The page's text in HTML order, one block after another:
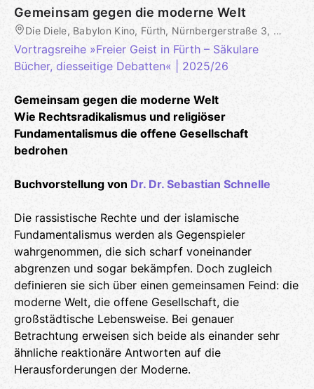
Gemeinsam gegen die moderne Welt
Die Diele, Babylon Kino, Fürth, Nürnbergerstraße 3, Fürth, DE
Vortragsreihe »Freier Geist in Fürth – Säkulare
Bücher, diesseitige Debatten« | 2025/26
Gemeinsam gegen die moderne Welt
Wie Rechtsradikalismus und religiöser
Fundamentalismus die offene Gesellschaft
bedrohen
Buchvorstellung von Dr. Dr. Sebastian Schnelle
Die rassistische Rechte und der islamische
Fundamentalismus werden als Gegenspieler
wahrgenommen, die sich scharf voneinander
abgrenzen und sogar bekämpfen. Doch zugleich
definieren sie sich über einen gemeinsamen Feind: die
moderne Welt, die offene Gesellschaft, die
großstädtische Lebensweise. Bei genauer
Betrachtung erweisen sich beide als einander sehr
ähnliche reaktionäre Antworten auf die
Herausforderungen der Moderne.